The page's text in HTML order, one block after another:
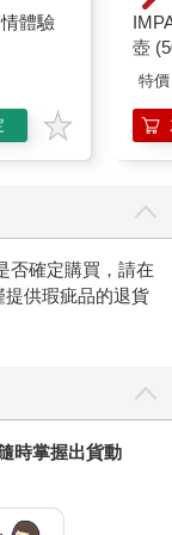
體驗
壺
特價
否確定購買，請在
供瑕疵品的退貨
時掌握出貨動